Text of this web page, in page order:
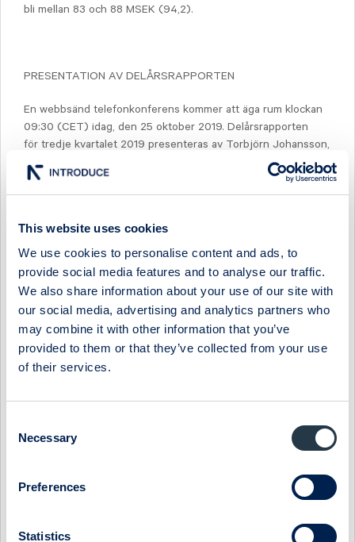
This website uses cookies
We use cookies to personalise content and ads, to
provide social media features and to analyse our traffic.
We also share information about your use of our site with
our social media, advertising and analytics partners who
may combine it with other information that you’ve
provided to them or that they’ve collected from your use
of their services.
Selection
Necessary
Preferences
Statistics
bli mellan 83 och 88 MSEK (94,2).
PRESENTATION AV DELÅRSRAPPORTEN
En webbsänd telefonkonferens kommer att äga rum klockan
09:30 (CET) idag, den 25 oktober 2019. Delårsrapporten
för tredje kvartalet 2019 presenteras av Torbjörn Johansson,
VD.
För att delta i telefonkonferensen, ring något av följande
SE +46850558359
UK +443333009034
Telefonkonferensen och presentationen kan följas online via
länken:
https://financialhearings.com/event/11675 (https://url11.mailany
one.net/v1/?m=1iFarK-0000l4-
4j&i=57e1b682&c=dE6TwPf2X4HZfkWDtpNySnvfFwB_EfIQN
wH7T6DoC3Li6TGOLGjMDIqXM2CLnbg9THVpBqruGDaOP
WjlZVKaxnJFkQyt5P9Ulf_oo8jGDlc4Iq0doDlfs6TQqi4w4vauj
ob9gh8QWhFpNH2sLO-Sr2nrxOZjH)
. Länken finns även
5j&i=57e1b682&c=1oCF4xLWAGjQd4sPWeXEgmUirJQq4E9